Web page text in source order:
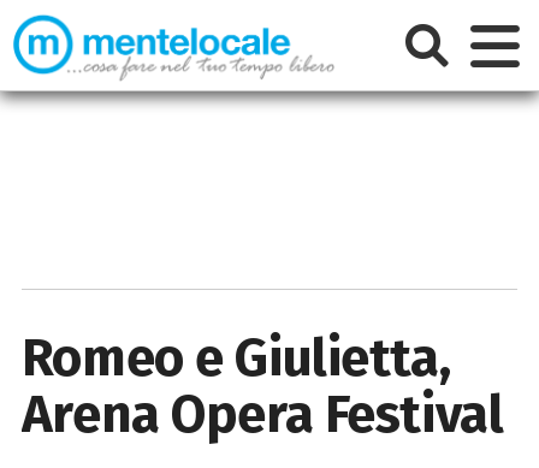
Romeo e Giulietta,
Arena Opera Festival